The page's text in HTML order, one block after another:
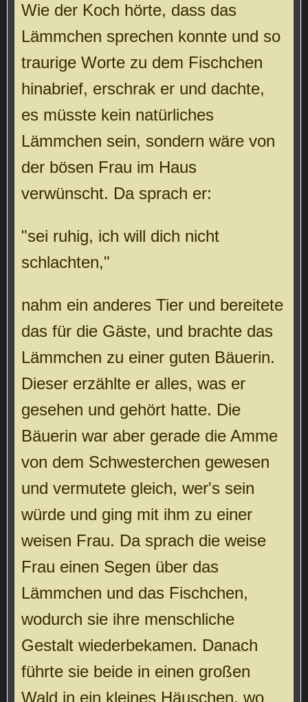
Wie der Koch hörte, dass das
Lämmchen sprechen konnte und so
traurige Worte zu dem Fischchen
hinabrief, erschrak er und dachte,
es müsste kein natürliches
Lämmchen sein, sondern wäre von
der bösen Frau im Haus
verwünscht. Da sprach er:
"sei ruhig, ich will dich nicht
schlachten,"
nahm ein anderes Tier und bereitete
das für die Gäste, und brachte das
Lämmchen zu einer guten Bäuerin.
Dieser erzählte er alles, was er
gesehen und gehört hatte. Die
Bäuerin war aber gerade die Amme
von dem Schwesterchen gewesen
und vermutete gleich, wer's sein
würde und ging mit ihm zu einer
weisen Frau. Da sprach die weise
Frau einen Segen über das
Lämmchen und das Fischchen,
wodurch sie ihre menschliche
Gestalt wiederbekamen. Danach
führte sie beide in einen großen
Wald in ein kleines Häuschen, wo